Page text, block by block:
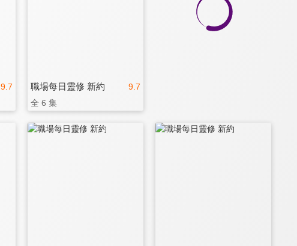
9.7 9.7
職場每日靈修 新約
全 6 集